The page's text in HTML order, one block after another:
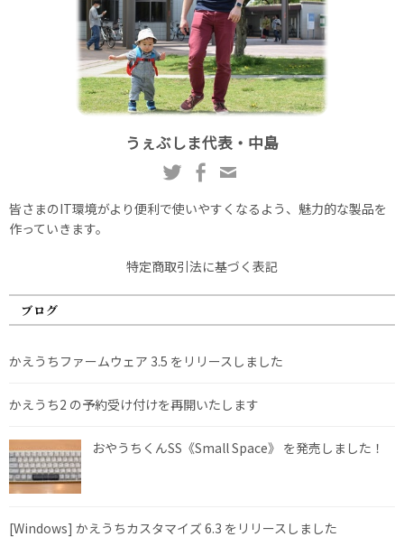
うぇぶしま代表・中島
皆さまのIT環境がより便利で使いやすくなるよう、魅力的な製品を
作っていきます。
特定商取引法に基づく表記
ブログ
かえうちファームウェア 3.5 をリリースしました
かえうち2 の予約受け付けを再開いたします
おやうちくんSS《Small Space》 を発売しました！
[Windows] かえうちカスタマイズ 6.3 をリリースしました